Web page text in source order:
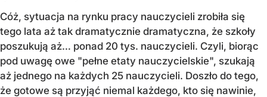
Cóż, sytuacja na rynku pracy nauczycieli zrobiła się
tego lata aż tak dramatycznie dramatyczna, że szkoły
poszukują aż… ponad 20 tys. nauczycieli. Czyli, biorąc
pod uwagę owe "pełne etaty nauczycielskie", szukają
aż jednego na każdych 25 nauczycieli. Doszło do tego,
że gotowe są przyjąć niemal każdego, kto się nawinie,